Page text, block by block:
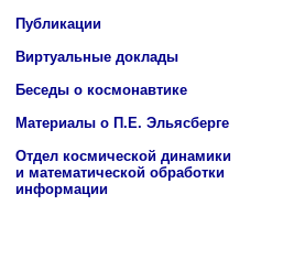
Публикации
Виртуальные доклады
Беседы о космонавтике
Материалы о П.Е. Эльясберге
Отдел космической динамики
и математической обработки
информации